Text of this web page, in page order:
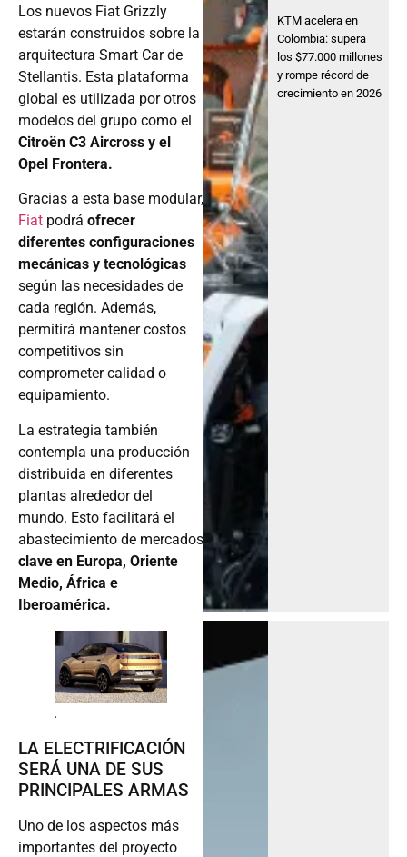
Los nuevos Fiat Grizzly
estarán construidos sobre la
arquitectura Smart Car de
Stellantis. Esta plataforma
global es utilizada por otros
modelos del grupo como el
Citroën C3 Aircross y el
Opel Frontera.
Gracias a esta base modular,
Fiat podrá ofrecer
diferentes configuraciones
mecánicas y tecnológicas
según las necesidades de
cada región. Además,
permitirá mantener costos
competitivos sin
comprometer calidad o
equipamiento.
La estrategia también
contempla una producción
distribuida en diferentes
plantas alrededor del
mundo. Esto facilitará el
abastecimiento de mercados
clave en Europa, Oriente
Medio, África e
Iberoamérica.
.
LA ELECTRIFICACIÓN
SERÁ UNA DE SUS
PRINCIPALES ARMAS
Uno de los aspectos más
importantes del proyecto
KTM acelera en
Colombia: supera
los $77.000 millones
y rompe récord de
crecimiento en 2026